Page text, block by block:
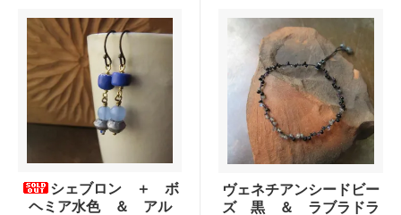
シェブロン ＋ ボ
ヘミア水色 ＆ アル
ヴェネチアンシードビー
ズ 黒 ＆ ラブラドラ